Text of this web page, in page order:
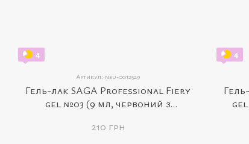
4
Артикул: neu-0012529
Гель-лак SAGA Professional Fiery
gel №03 (9 мл, червоний з
210 грн
4
gel